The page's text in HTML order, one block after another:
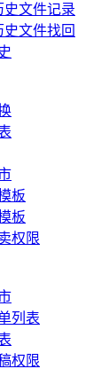
史文件记录
史文件找回
板
板
权限
列表
权限